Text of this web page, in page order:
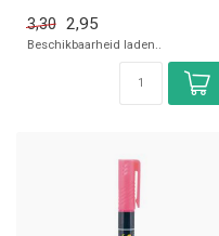
3,30 2,95
Beschikbaarheid laden..